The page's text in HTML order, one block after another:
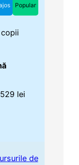
Popular
lei
de